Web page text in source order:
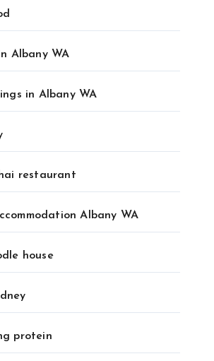
Albany WA
in Albany WA
restaurant
Albany WA
house
protein